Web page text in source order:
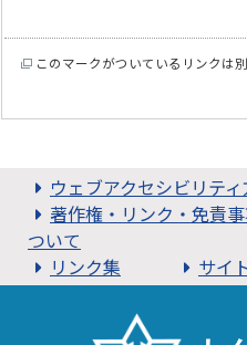
このマークがついているリンクは
ウェブアクセシビリテ
著作権・リンク・免責
ついて
リンク集
サイ